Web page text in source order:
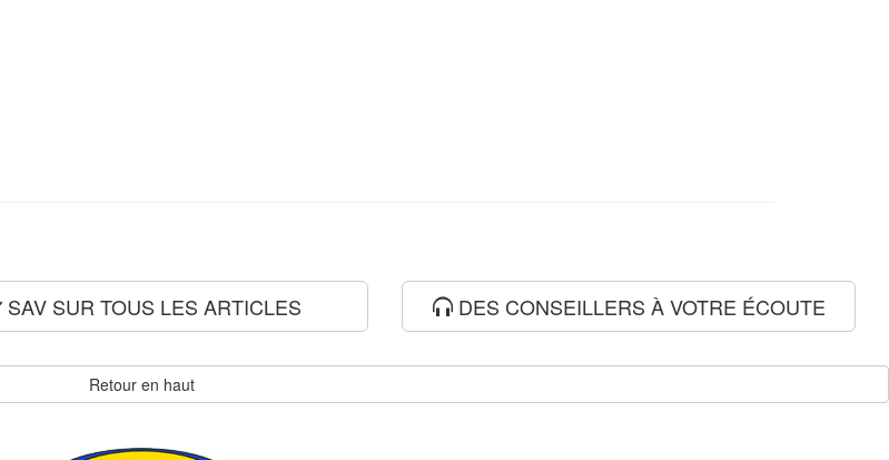
SAV SUR TOUS LES ARTICLES DES CONSEILLERS À VOTRE ÉCOUTE
Retour en haut